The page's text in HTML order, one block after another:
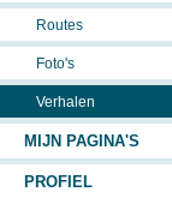
Routes
Foto's
Verhalen
MIJN PAGINA'S
PROFIEL